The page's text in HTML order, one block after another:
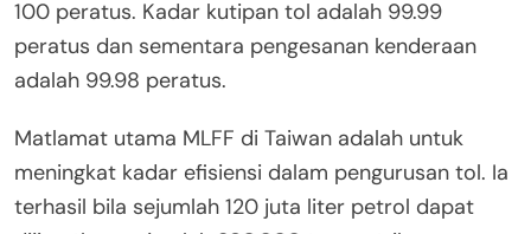
100 peratus. Kadar kutipan tol adalah 99.99
peratus dan sementara pengesanan kenderaan
adalah 99.98 peratus.
Matlamat utama MLFF di Taiwan adalah untuk
meningkat kadar efisiensi dalam pengurusan tol. Ia
terhasil bila sejumlah 120 juta liter petrol dapat